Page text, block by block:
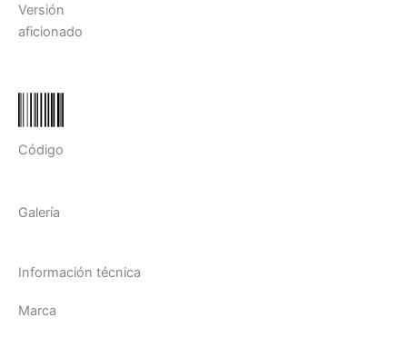
Versión
aficionado
Código
Galería
Información técnica
Marca